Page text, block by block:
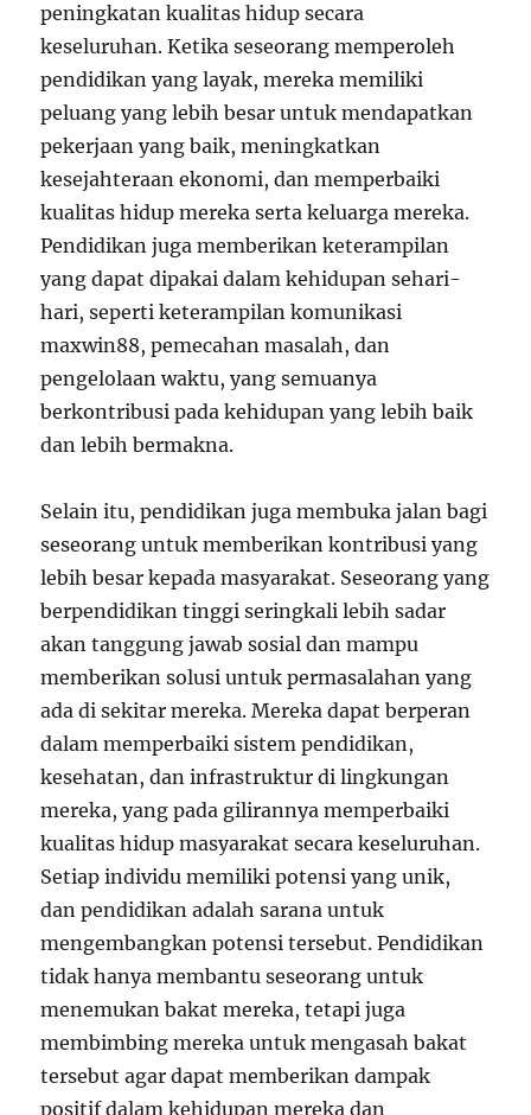
peningkatan kualitas hidup secara
keseluruhan. Ketika seseorang memperoleh
pendidikan yang layak, mereka memiliki
peluang yang lebih besar untuk mendapatkan
pekerjaan yang baik, meningkatkan
kesejahteraan ekonomi, dan memperbaiki
kualitas hidup mereka serta keluarga mereka.
Pendidikan juga memberikan keterampilan
yang dapat dipakai dalam kehidupan sehari-
hari, seperti keterampilan komunikasi
maxwin88, pemecahan masalah, dan
pengelolaan waktu, yang semuanya
berkontribusi pada kehidupan yang lebih baik
dan lebih bermakna.
Selain itu, pendidikan juga membuka jalan bagi
seseorang untuk memberikan kontribusi yang
lebih besar kepada masyarakat. Seseorang yang
berpendidikan tinggi seringkali lebih sadar
akan tanggung jawab sosial dan mampu
memberikan solusi untuk permasalahan yang
ada di sekitar mereka. Mereka dapat berperan
dalam memperbaiki sistem pendidikan,
kesehatan, dan infrastruktur di lingkungan
mereka, yang pada gilirannya memperbaiki
kualitas hidup masyarakat secara keseluruhan.
Setiap individu memiliki potensi yang unik,
dan pendidikan adalah sarana untuk
mengembangkan potensi tersebut. Pendidikan
tidak hanya membantu seseorang untuk
menemukan bakat mereka, tetapi juga
membimbing mereka untuk mengasah bakat
tersebut agar dapat memberikan dampak
positif dalam kehidupan mereka dan